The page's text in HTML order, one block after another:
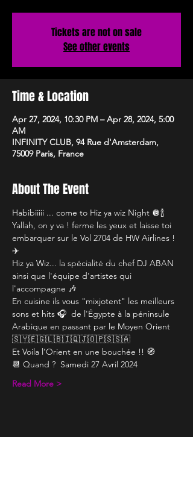
Tickets are not on sale
See other events
Time & Location
Apr 27, 2024, 10:30 PM – Apr 28, 2024, 5:00
AM
INFINITY CLUB, 94 Rue d'Amsterdam,
75009 Paris, France
About The Event
Habibiiiii ... come to Hiz ya wiz Night 🪩🍾
Yallah, on y va ! ferme les yeux et laisse toi
embarquer sur le Vol 2704 de HW Airlines !
✈️
Hiz ya Wiz... la spécialité du chef DJ ABAN
ainsi que l'équipe d'artistes qui
l'accompagne 🎶
En cuisine ils vous "mixjotent" les meilleurs
sons et hits 🎧  de l'Égypte à la péninsule
Arabique en passant par le Moyen Orient
🇸🇾🇪🇬🇱🇧🇮🇶🇯🇴🇵🇸🇸🇦
Et Voila l’Orient en une bouchée !! 🧭
📆 Quand ?  Samedi 27 Avril 2024
Read More >